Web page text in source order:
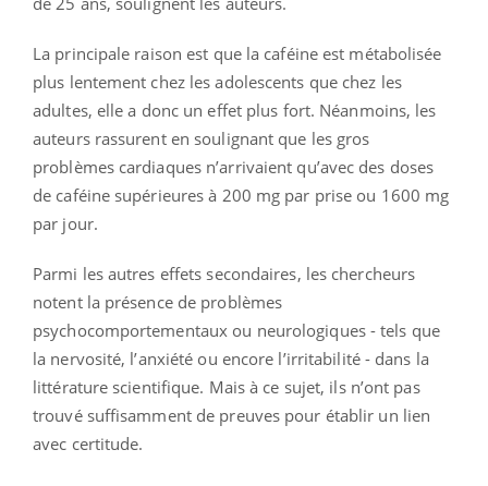
La principale raison est que la caféine est métabolisée
plus lentement chez les adolescents que chez les
adultes, elle a donc un effet plus fort. Néanmoins, les
auteurs rassurent en soulignant que les gros
problèmes cardiaques n’arrivaient qu’avec des doses
de caféine supérieures à 200 mg par prise ou 1600 mg
par jour.
Parmi les autres effets secondaires, les chercheurs
notent la présence de problèmes
psychocomportementaux ou neurologiques - tels que
la nervosité, l’anxiété ou encore l’irritabilité - dans la
littérature scientifique. Mais à ce sujet, ils n’ont pas
trouvé suffisamment de preuves pour établir un lien
avec certitude.